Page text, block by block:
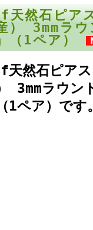
然石ピア
） 3mmラ
（1ペア）
天然石ピア
3mmラウン
1ペア）です